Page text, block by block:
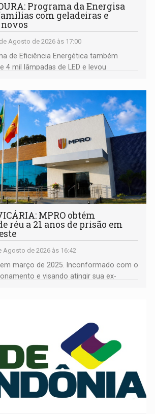
Programa da Energisa
com geladeiras e
Agosto de 2026 às 17:00
de Eficiência Energética também
4 mil lâmpadas de LED e levou
MPRO obtém
réu a 21 anos de prisão em
Agosto de 2026 às 16:42
março de 2025. Inconformado com o
e visando atingir sua ex-